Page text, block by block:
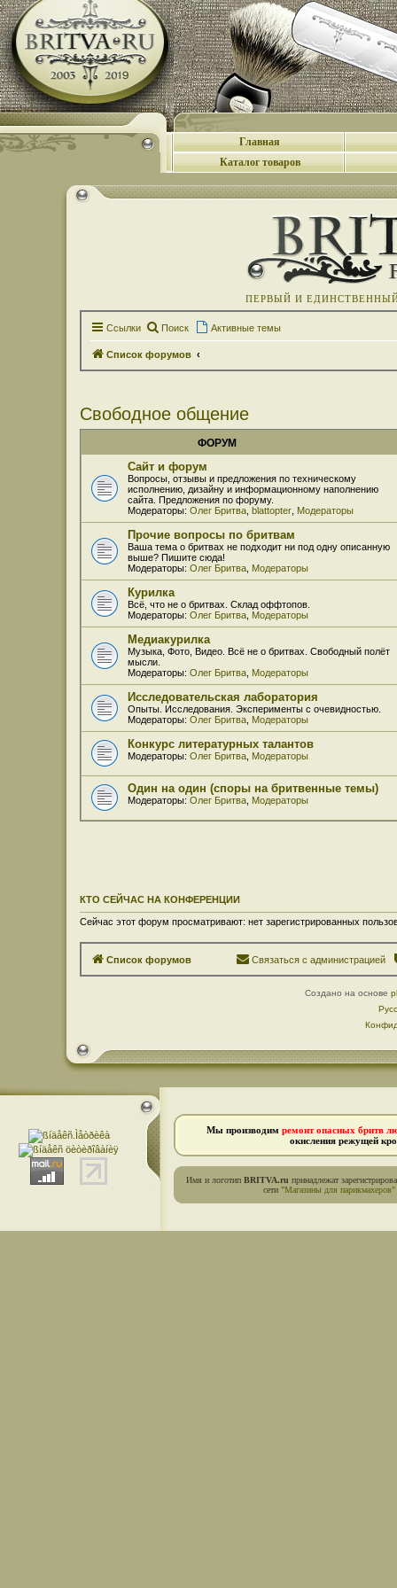
Главная
Каталог товаров
ПЕРВЫЙ И
Ссылки Поиск Активные темы
Список форумов
Свободное общение
ФОРУМ
Сайт и форум
Вопросы, отзывы и предложения по техническому
исполнению, дизайну и информационному наполнению
сайта. Предложения по форуму.
Модераторы: Олег Бритва blattopter Модераторы
Прочие вопросы по бритвам
Ваша тема о бритвах не подходит ни под одну описанную
выше? Пишите сюда!
Модераторы: Олег Бритва Модераторы
Курилка
Всё, что не о бритвах. Склад оффтопов.
Модераторы: Олег Бритва Модераторы
Медиакурилка
Музыка, Фото, Видео. Всё не о бритвах. Свободный полёт
мысли.
Модераторы: Олег Бритва Модераторы
Исследовательская лаборатория
Опыты. Исследования. Эксперименты с очевидностью.
Модераторы: Олег Бритва Модераторы
Конкурс литературных талантов
Модераторы: Олег Бритва Модераторы
Один на один (споры на бритвенные темы)
Модераторы: Олег Бритва Модераторы
КТО СЕЙЧАС НА КОНФЕРЕНЦИИ
Сейчас этот форум просматривают: нет зарегистрированных
Список форумов Связаться с администрацией
Создано на основе
Мы производим ремонт опасных бритв
окисления режущей
Имя и логотип BRITVA.ru принадлежат
сети "Магазины для парикмахеров"